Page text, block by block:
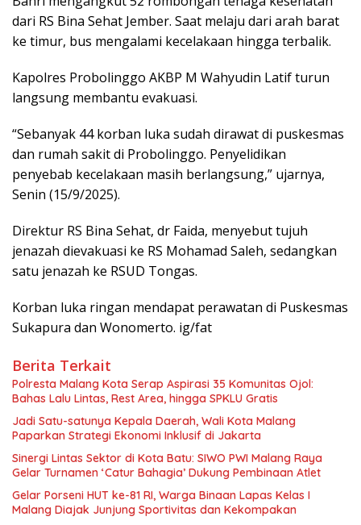
dari RS Bina Sehat Jember. Saat melaju dari arah barat
ke timur, bus mengalami kecelakaan hingga terbalik.
Kapolres Probolinggo AKBP M Wahyudin Latif turun
langsung membantu evakuasi.
“Sebanyak 44 korban luka sudah dirawat di puskesmas
dan rumah sakit di Probolinggo. Penyelidikan
penyebab kecelakaan masih berlangsung,” ujarnya,
Senin (15/9/2025).
Direktur RS Bina Sehat, dr Faida, menyebut tujuh
jenazah dievakuasi ke RS Mohamad Saleh, sedangkan
satu jenazah ke RSUD Tongas.
Korban luka ringan mendapat perawatan di Puskesmas
Sukapura dan Wonomerto. ig/fat
Berita Terkait
Polresta Malang Kota Serap Aspirasi 35 Komunitas Ojol:
Bahas Lalu Lintas, Rest Area, hingga SPKLU Gratis
Jadi Satu-satunya Kepala Daerah, Wali Kota Malang
Paparkan Strategi Ekonomi Inklusif di Jakarta
Sinergi Lintas Sektor di Kota Batu: SIWO PWI Malang Raya
Gelar Turnamen ‘Catur Bahagia’ Dukung Pembinaan Atlet
Gelar Porseni HUT ke-81 RI, Warga Binaan Lapas Kelas I
Malang Diajak Junjung Sportivitas dan Kekompakan